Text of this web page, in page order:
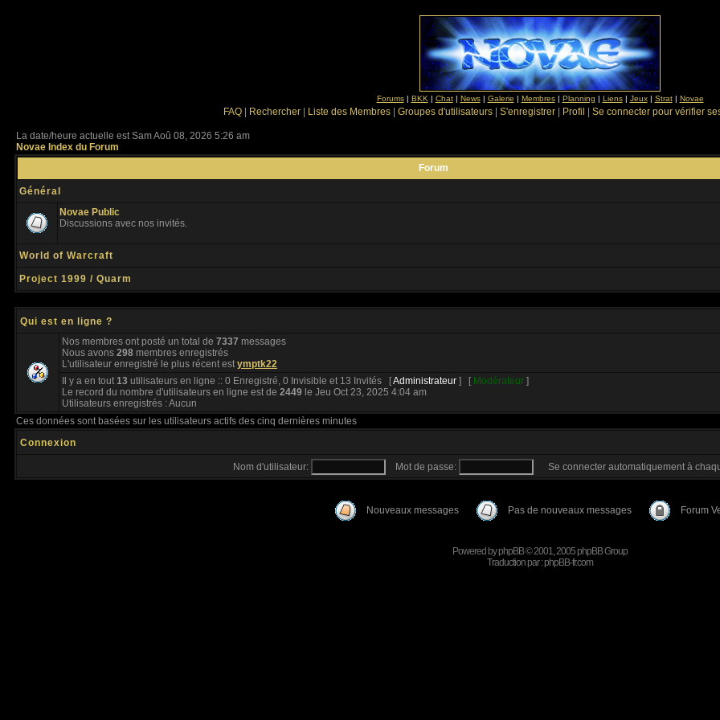
Forums| BKK | Chat| News| Galerie | Membres| Planning | Liens| Jeux| Strat| Novae
FAQ Rechercher Liste des Membres Groupes d'utilisateurs S'enregistrer Profil Se connecter pour vérifier
La date/heure actuelle est Sam Aoû 08, 2026 5:26 am
Novae Index du Forum
Forum
Général
Novae Public
Discussions avec nos invités.
World of Warcraft
Project 1999 / Quarm
Qui est en ligne ?
Nos membres ont posté un total de 7337 messages
Nous avons 298 membres enregistrés
L'utilisateur enregistré le plus récent estymptk22
Il y a en tout13 utilisateurs en ligne :: 0 Enregistré, 0 Invisible et 13 Invités [Administrateur ] [ Modérateur ]
Le record du nombre d'utilisateurs en ligne est de 2449 le Jeu Oct 23, 2025 4:04 am
Utilisateurs enregistrés : Aucun
Ces données sont basées sur les utilisateurs actifs des cinq dernières minutes
Connexion
Nom d'utilisateur: Mot de passe: Se connecter automatiquement à
Nouveaux messages Pas de nouveaux messages Forum
Powered byphpBB© 2001, 2005 phpBB Group
Traduction par :phpBB-fr.com